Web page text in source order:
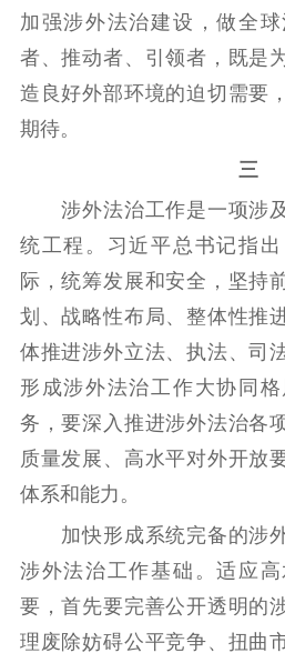
加强涉外法治建设，做全
者、推动者、引领者，既是
造良好外部环境的迫切需要
期待。
三
涉外法治工作是一项涉及
统工程。习近平总书记指
际，统筹发展和安全，坚持
划、战略性布局、整体性推
体推进涉外立法、执法、司
形成涉外法治工作大协同
务，要深入推进涉外法治各
质量发展、高水平对外开放
体系和能力。
加快形成系统完备的涉外
涉外法治工作基础。适应
要，首先要完善公开透明的
理废除妨碍公平竞争、扭曲